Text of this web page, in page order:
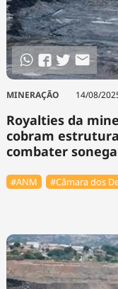
MINERAÇÃO 14/08/
Royalties da
cobram
combater
#ANM #Câmara dos